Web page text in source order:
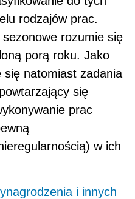
rodzajów prac.
rozumie się
porą roku. Jako
natomiast zadania
się
prac
w ich
i innych